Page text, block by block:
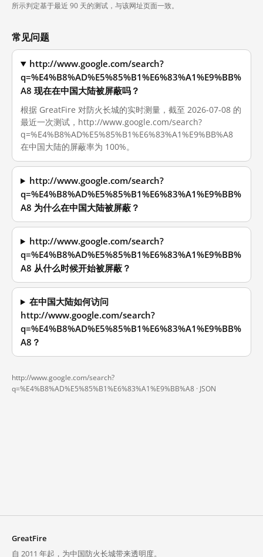
所示判定基于最近 90 天的测试，与该网址页面一致。
常见问题
http://www.google.com/search?
q=%E4%B8%AD%E5%85%B1%E6%83%A1%E9%BB%
A8 现在在中国大陆被屏蔽吗？
根据 GreatFire 对防火长城的实时测量，截至 2026-07-08 的
最近一次测试，http://www.google.com/search?
q=%E4%B8%AD%E5%85%B1%E6%83%A1%E9%BB%A8
在中国大陆的屏蔽率为 100%。
http://www.google.com/search?
q=%E4%B8%AD%E5%85%B1%E6%83%A1%E9%BB%
A8 为什么在中国大陆被屏蔽？
http://www.google.com/search?
q=%E4%B8%AD%E5%85%B1%E6%83%A1%E9%BB%
A8 从什么时候开始被屏蔽？
在中国大陆如何访问
http://www.google.com/search?
q=%E4%B8%AD%E5%85%B1%E6%83%A1%E9%BB%
A8？
http://www.google.com/search?
q=%E4%B8%AD%E5%85%B1%E6%83%A1%E9%BB%A8 · JSON
GreatFire
自 2011 年起，为中国防火长城带来透明度。